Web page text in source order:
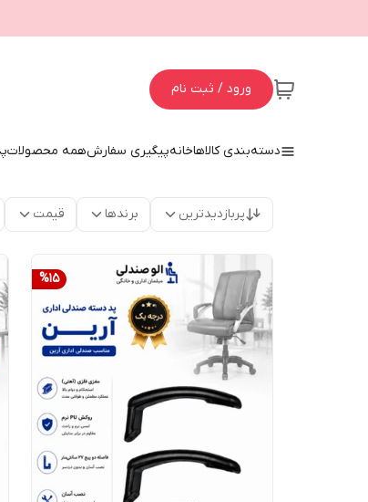
ورود / ثبت نام
دسته‌بندی کالاهاخانهپیگیری سفارشهمه محصولات
پربازدیدترین برندها قیمت
%15